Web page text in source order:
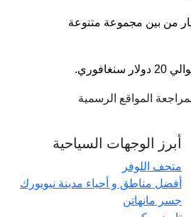
من بين مجموعة متنوعة
المواقع الرسمية
أبرز الوجهات السياحية
متحف اللوفر
أفضل مناطق و أحياء مدينة نيويورك
جسر مانهاتن